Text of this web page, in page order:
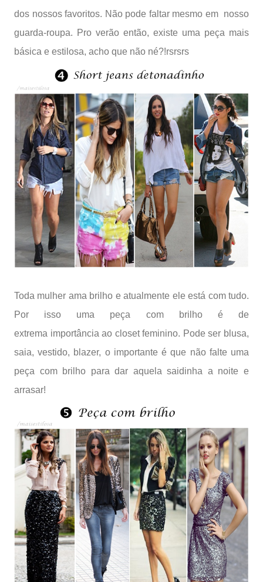
dos nossos favoritos. Não pode faltar mesmo em nosso
guarda-roupa. Pro verão então, existe uma peça mais
básica e estilosa, acho que não né?!rsrsrs
Toda mulher ama brilho e atualmente ele está com tudo.
Por isso uma peça com brilho é de
extrema importância ao closet feminino. Pode ser blusa,
saia, vestido, blazer, o importante é que não falte uma
peça com brilho para dar aquela saidinha a noite e
arrasar!